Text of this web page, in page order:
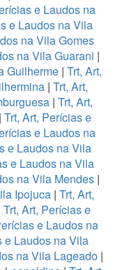
e Laudos na
e Laudos na Vila
na Vila Gomes
na Vila Guarani |
Guilherme | Trt, Art,
| Trt, Art,
| Trt, Art,
Trt, Art, Perícias e
e Laudos na
e Laudos na Vila
e Laudos na Vila
na Vila Mendes |
Ipojuca | Trt, Art,
Trt, Art, Perícias e
e Laudos na
e Laudos na Vila
na Vila Lageado|